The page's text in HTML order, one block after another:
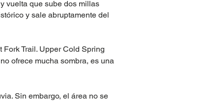
vuelta que sube dos millas
y sale abruptamente del
Trail. Upper Cold Spring
ofrece mucha sombra, es una
Sin embargo, el área no se